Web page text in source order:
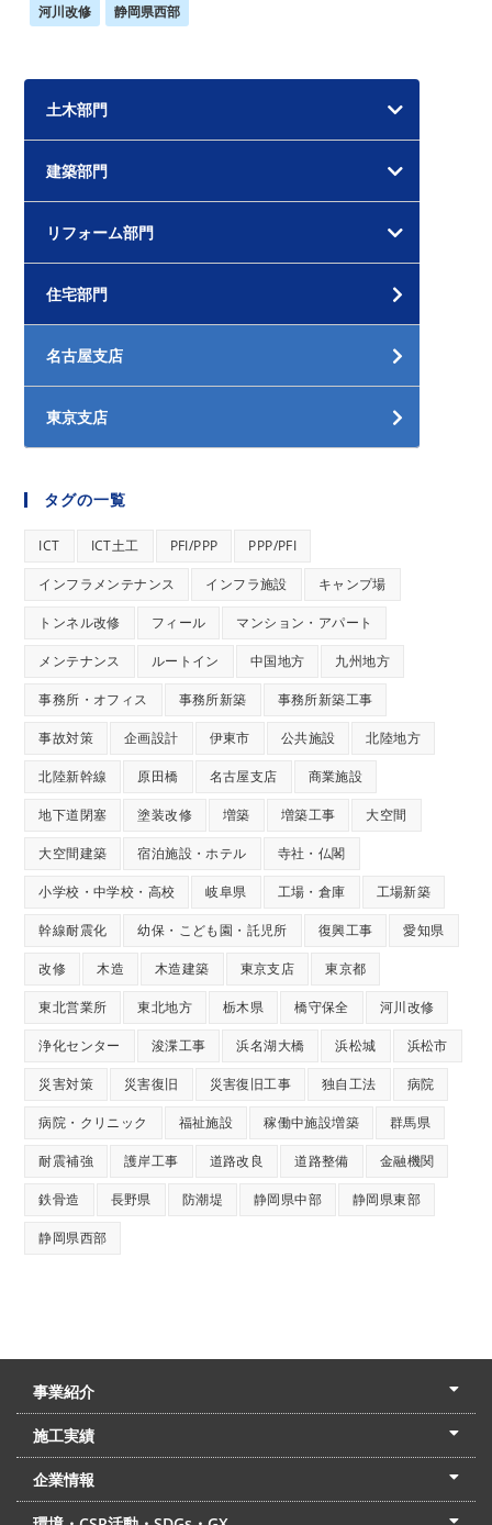
河川改修
静岡県西部
土木部門
建築部門
リフォーム部門
住宅部門
名古屋支店
東京支店
タグの一覧
ICT ICT土工 PFI/PPP PPP/PFI
インフラメンテナンス インフラ施設 キャンプ場
トンネル改修 フィール マンション・アパート
メンテナンス ルートイン 中国地方 九州地方
事務所・オフィス 事務所新築 事務所新築工事
事故対策 企画設計 伊東市 公共施設 北陸地方
北陸新幹線 原田橋 名古屋支店 商業施設
地下道閉塞 塗装改修 増築 増築工事 大空間
大空間建築 宿泊施設・ホテル 寺社・仏閣
小学校・中学校・高校 岐阜県 工場・倉庫 工場新築
幹線耐震化 幼保・こども園・託児所 復興工事 愛知県
改修 木造 木造建築 東京支店 東京都
東北営業所 東北地方 栃木県 橋守保全 河川改修
浄化センター 浚渫工事 浜名湖大橋 浜松城 浜松市
災害対策 災害復旧 災害復旧工事 独自工法 病院
病院・クリニック 福祉施設 稼働中施設増築 群馬県
耐震補強 護岸工事 道路改良 道路整備 金融機関
鉄骨造 長野県 防潮堤 静岡県中部 静岡県東部
静岡県西部
事業紹介
土木本部
建築本部
PPP・PFI
リフォーム・リノベーション
中村建設の家
施工実績
土木部門
建築部門
リフォーム部門
住宅部門
名古屋支店
東京支店
企業情報
会社概要
経営理念
沿革
リクルート
最新情報
お問合せ